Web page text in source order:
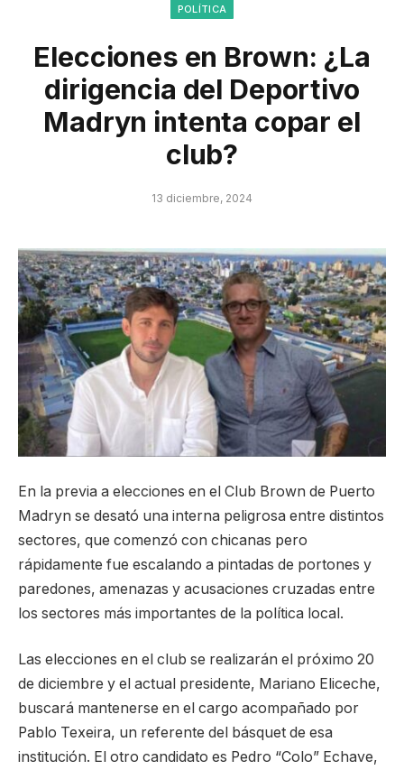
POLÍTICA
Elecciones en Brown: ¿La
dirigencia del Deportivo
Madryn intenta copar el
club?
13 diciembre, 2024
En la previa a elecciones en el Club Brown de Puerto
Madryn se desató una interna peligrosa entre distintos
sectores, que comenzó con chicanas pero
rápidamente fue escalando a pintadas de portones y
paredones, amenazas y acusaciones cruzadas entre
los sectores más importantes de la política local.
Las elecciones en el club se realizarán el próximo 20
de diciembre y el actual presidente, Mariano Eliceche,
buscará mantenerse en el cargo acompañado por
Pablo Texeira, un referente del básquet de esa
institución. El otro candidato es Pedro “Colo” Echave,